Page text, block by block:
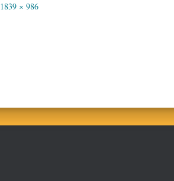
1839 × 986